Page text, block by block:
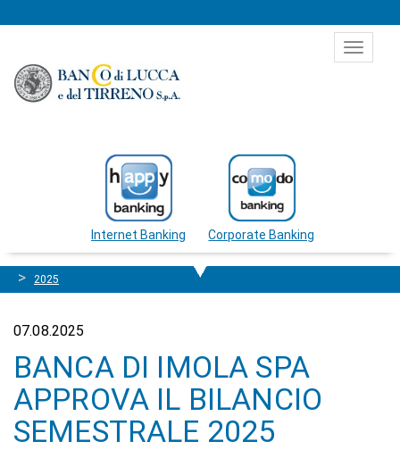
Toggle
Internet Banking Corporate Banking
2025
07.08.2025
BANCA DI IMOLA SPA
APPROVA IL BILANCIO
SEMESTRALE 2025